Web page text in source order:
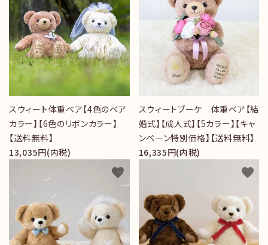
スウィート体重ベア【4色のベア
カラー】【6色のリボンカラー】
【送料無料】
13,035円(内税)
スウィートブーケ 体重ベア【結
婚式】【成人式】【5カラー】【キャ
ンペーン特別価格】【送料無料】
16,335円(内税)
favorite favorite